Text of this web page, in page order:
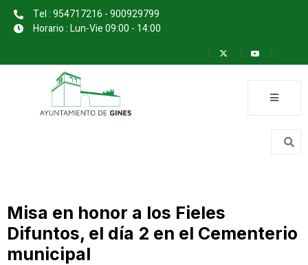
Tel : 954717216 - 900929799
Horario : Lun-Vie 09:00 - 14:00
Misa en honor a los Fieles
Difuntos, el día 2 en el Cementerio
municipal